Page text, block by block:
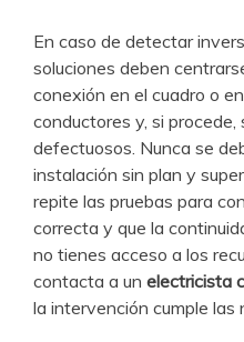
En caso de detectar
soluciones deben
conexión en el cuadro o
conductores y, si
defectuosos. Nunca se
instalación sin plan y
repite las pruebas para
correcta y que la
no tienes acceso a los
contacta a un electricista
la intervención cumple las